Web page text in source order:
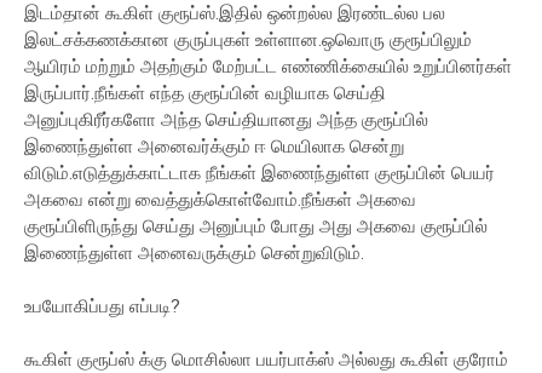
இடம்தான் கூகிள் குரூப்ஸ்.இதில் ஒன்றல்ல இரண்டல்ல பல
இலட்சக்கணக்கான குருப்புகள் உள்ளான.ஒவொரு குரூப்பிலும்
ஆயிரம் மற்றும் அதற்கும் மேற்பட்ட எண்ணிக்கையில் உறுப்பினர்கள்
இருப்பார்.நீங்கள் எந்த குரூப்பின் வழியாக செய்தி
அனுப்புகிரீர்களோ அந்த செய்தியானது அந்த குரூப்பில்
இணைந்துள்ள அனைவர்க்கும் ஈ மெயிலாக சென்று
விடும்.எடுத்துக்காட்டாக நீங்கள் இணைந்துள்ள குரூப்பின் பெயர்
அகவை என்று வைத்துக்கொள்வோம்.நீங்கள் அகவை
குரூப்பிளிருந்து செய்து அனுப்பும் போது அது அகவை குரூப்பில்
இணைந்துள்ள அனைவருக்கும் சென்றுவிடும்.
உபயோகிப்பது எப்படி?
கூகிள் குரூப்ஸ் க்கு மொசில்லா பயர்பாக்ஸ் அல்லது கூகிள் குரோம்